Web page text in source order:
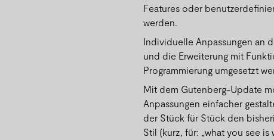
Features oder
werden.
Individuelle Anpassungen an
und die Erweiterung mit
Programmierung umgesetzt
Mit dem Gutenberg-Update
Anpassungen einfacher
der Stück für Stück den
Stil (kurz, für: „what you see